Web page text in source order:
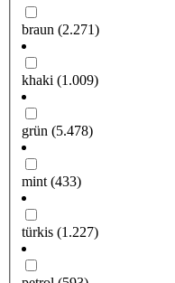
braun (2.271)
khaki (1.009)
grün (5.478)
mint (433)
türkis (1.227)